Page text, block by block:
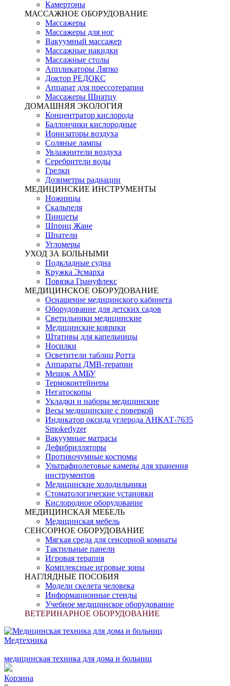
Камертоны
МАССАЖНОЕ ОБОРУДОВАНИЕ
Массажеры
Массажеры для ног
Вакуумный массажер
Массажные накидки
Массажные столы
Аппликаторы Ляпко
Доктор РЕДОКС
Аппарат для прессотерапии
Массажеры Шиатцу
ДОМАШНЯЯ ЭКОЛОГИЯ
Концентратор кислорода
Баллончики кислородные
Ионизаторы воздуха
Соляные лампы
Увлажнители воздуха
Серебрители воды
Грелки
Дозиметры радиации
МЕДИЦИНСКИЕ ИНСТРУМЕНТЫ
Ножницы
Скальпеля
Пинцеты
Шприц Жане
Шпатели
Угломеры
УХОД ЗА БОЛЬНЫМИ
Подкладные судна
Кружка Эсмарха
Повязка Грануфлекс
МЕДИЦИНСКОЕ ОБОРУДОВАНИЕ
Оснащение медицинского кабинета
Оборудование для детских садов
Светильники медицинские
Медицинские коврики
Штативы для капельницы
Носилки
Осветители таблиц Ротта
Аппараты ДМВ-терапии
Мешок АМБУ
Термоконтейнеры
Негатоскопы
Укладки и наборы медицинские
Весы медицинские с поверкой
Индикатор оксида углерода АНКАТ-7635
Smokerlyzer
Вакуумные матрасы
Дефибрилляторы
Противочумные костюмы
Ультрафиолетовые камеры для хранения
инструментов
Медицинские холодильники
Стоматологические установки
Кислородное оборудование
МЕДИЦИНСКАЯ МЕБЕЛЬ
Медицинская мебель
СЕНСОРНОЕ ОБОРУДОВАНИЕ
Мягкая среда для сенсорной комнаты
Тактильные панели
Игровая терапия
Комплексные игровые зоны
НАГЛЯДНЫЕ ПОСОБИЯ
Модели скелета человека
Информационные стенды
Учебное медицинское оборудование
ВЕТЕРИНАРНОЕ ОБОРУДОВАНИЕ
Медтехника
медицинская техника для дома и больниц
Корзина